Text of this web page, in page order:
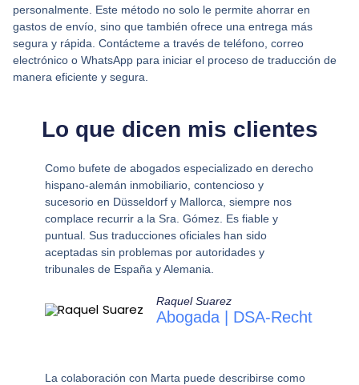
personalmente. Este método no solo le permite ahorrar en
gastos de envío, sino que también ofrece una entrega más
segura y rápida. Contácteme a través de teléfono, correo
electrónico o WhatsApp para iniciar el proceso de traducción de
manera eficiente y segura.
Lo que dicen mis clientes
Como bufete de abogados especializado en derecho
hispano-alemán inmobiliario, contencioso y
sucesorio en Düsseldorf y Mallorca, siempre nos
complace recurrir a la Sra. Gómez. Es fiable y
puntual. Sus traducciones oficiales han sido
aceptadas sin problemas por autoridades y
tribunales de España y Alemania.
Raquel Suarez
Abogada | DSA-Recht
La colaboración con Marta puede describirse como